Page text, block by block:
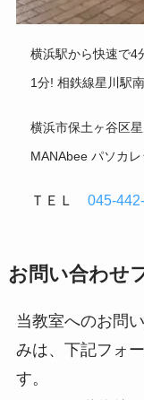
横浜駅から快速で4
1分! 相鉄線星川駅
横浜市保土ヶ谷区
MANAbee パソカ
ＴＥＬ045-
お問い合わせ
当教室へのお問
みは、下記フォ
す。